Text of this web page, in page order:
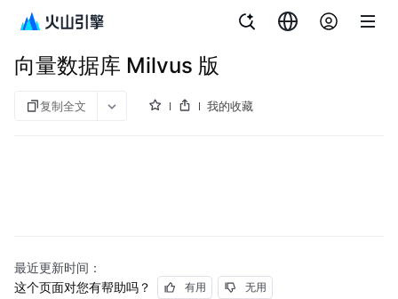
向量数据库 Milvus 版
向量数据库 Milvus 版
复制全文 我的收藏
最近更新时间：
这个页面对您有帮助吗？
有用 无用